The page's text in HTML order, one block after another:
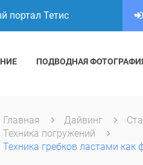
портал Тетис
ПОДВОДНАЯ
Главная Дайвинг
Техника погружений
Техника гребков ластами